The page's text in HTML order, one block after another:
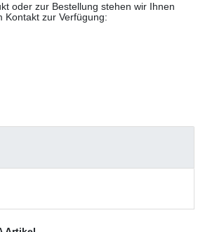
oder zur Bestellung stehen wir Ihnen
Kontakt zur Verfügung: